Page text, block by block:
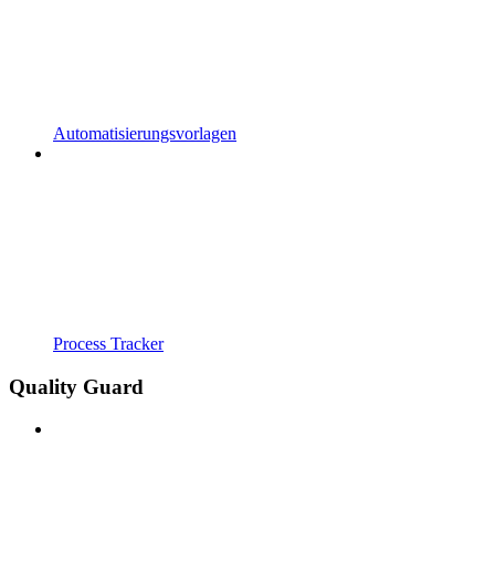
Automatisierungsvorlagen
Process Tracker
Quality Guard